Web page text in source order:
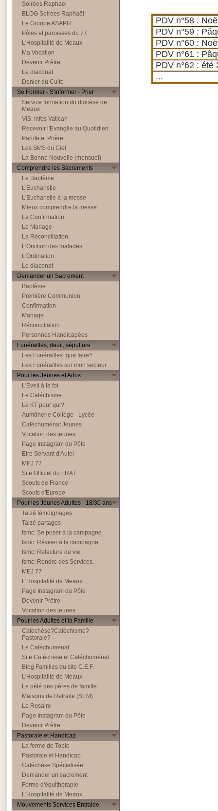
Soirées Raphaël
BLOG Soirées Raphaël
Le Groupe ASAPH
Pôles et paroisses du 77
L'Hospitalité de Meaux
Ma Vocation
Devenir Prêtre
Le diaconat
Denier du Culte
Se Former - S'informer - Prier
Service formation du diocèse de
Meaux
VIS: Infos Vatican
Recevoir l'Evangile au Quotidien
Parole et Prière
Les SMS du Ciel
La Bonne Nouvelle (mensuel)
Comprendre les Sacrements
Le Baptême
L'Eucharistie
L'Eucharistie à la messe
Mieux comprendre la messe
La Confirmation
Le Mariage
La Réconciliation
L'Onction des malades
L'Ordination
Le diaconat
Demander un Sacrement
Baptême
Première Communion
Confirmation
Mariage
Réconciliation
Personnes Handicapées
Funérailles, deuil, sépulture
Les Funérailles: que faire?
Les Funérailles sur mon secteur
Pour les Jeunes et Ados
L'Eveil à la foi
Le Catéchisme
Le KT pour qui?
Aumônerie Collège - Lycée
Catéchuménat Jeunes
Vocation des jeunes
Page Instagram du Pôle
Etre Servant d'Autel
MEJ 77
Site Officiel du FRAT
Scouts de France
Scouts d'Europe
Pour les Jeunes Adultes - 18/30 ans
Taizé témoignages
Taizé partages
fsmc: Se poser à la campagne
fsmc: Réviser à la campagne.
fsmc: Relecture de vie.
fsmc: Rendre des Services.
MEJ 77
L'Hospitalité de Meaux
Page Instagram du Pôle
Devenir Prêtre
Vocation des jeunes
Pour les Adultes et la Famille
Catechèse?Catéchisme?
Pastorale?
Le Catéchuménat
Site Catéchèse et Catéchuménat
Blog Familles du site C.E.F.
L'Hospitalité de Meaux
Le pélé des pères de famille
Maisons de Retraite (SEM)
Le Rosaire
Page Instagram du Pôle
Devenir Prêtre
Pastorale et Handicap
La ferme de Tobie
Pastorale et Handicap
Catéchèse Spécialisée
Demander un sacrement
Ferme d'équithérapie
L'Hospitalité de Meaux
Mouvements Services Entraide
PDV n°58 :
PDV n°59 :
PDV n°60 :
PDV n°61 :
PDV n°62 : été
...